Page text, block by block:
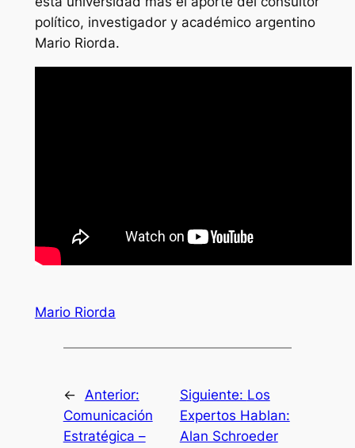
político, investigador y académico argentino
Mario Riorda.
Mario Riorda
← Anterior:
Comunicación
Estratégica –
Siguiente: Los
Expertos Hablan:
Alan Schroeder